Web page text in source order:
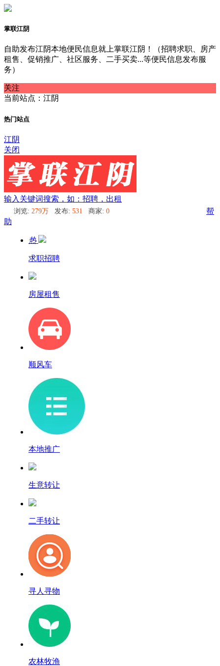
掌联江阴
自助发布江阴本地便民信息就上掌联江阴！（招聘求职、房产
租售、促销推广、社区服务、二手买卖...等便民信息发布服
务）
关注
当前站点：江阴
热门站点
江阴
关闭
输入关键词搜索，如：招聘，出租
浏览: 279万 发布: 531 商家: 0
帮
助
热
求职招聘
房屋租售
顺风车
本地推广
生意转让
二手转让
寻人寻物
农林牧渔